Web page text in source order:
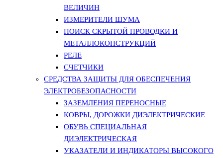
ВЕЛИЧИН
ИЗМЕРИТЕЛИ ШУМА
ПОИСК СКРЫТОЙ ПРОВОДКИ И
МЕТАЛЛОКОНСТРУКЦИЙ
РЕЛЕ
СЧЕТЧИКИ
СРЕДСТВА ЗАЩИТЫ ДЛЯ ОБЕСПЕЧЕНИЯ
ЭЛЕКТРОБЕЗОПАСНОСТИ
ЗАЗЕМЛЕНИЯ ПЕРЕНОСНЫЕ
КОВРЫ, ДОРОЖКИ ДИЭЛЕКТРИЧЕСКИЕ
ОБУВЬ СПЕЦИАЛЬНАЯ
ДИЭЛЕКТРИЧЕСКАЯ
УКАЗАТЕЛИ И ИНДИКАТОРЫ ВЫСОКОГО